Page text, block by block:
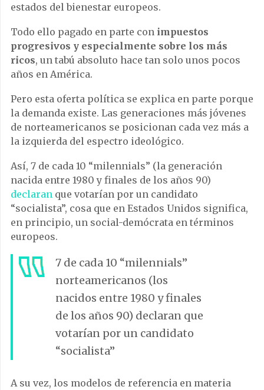
estados del bienestar europeos.
Todo ello pagado en parte con impuestos
progresivos y especialmente sobre los más
ricos, un tabú absoluto hace tan solo unos pocos
años en América.
Pero esta oferta política se explica en parte porque
la demanda existe. Las generaciones más jóvenes
de norteamericanos se posicionan cada vez más a
la izquierda del espectro ideológico.
Así, 7 de cada 10 “milennials” (la generación
nacida entre 1980 y finales de los años 90)
declaran que votarían por un candidato
“socialista”, cosa que en Estados Unidos significa,
en principio, un social-demócrata en términos
europeos.
7 de cada 10 “milennials”
norteamericanos (los
nacidos entre 1980 y finales
de los años 90) declaran que
votarían por un candidato
“socialista”
A su vez, los modelos de referencia en materia